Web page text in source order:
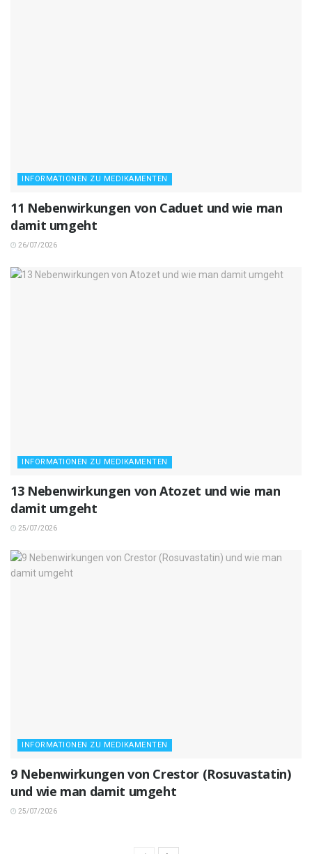
INFORMATIONEN ZU MEDIKAMENTEN
11 Nebenwirkungen von Caduet und wie man
damit umgeht
26/07/2026
INFORMATIONEN ZU MEDIKAMENTEN
13 Nebenwirkungen von Atozet und wie man
damit umgeht
25/07/2026
INFORMATIONEN ZU MEDIKAMENTEN
9 Nebenwirkungen von Crestor (Rosuvastatin)
und wie man damit umgeht
25/07/2026